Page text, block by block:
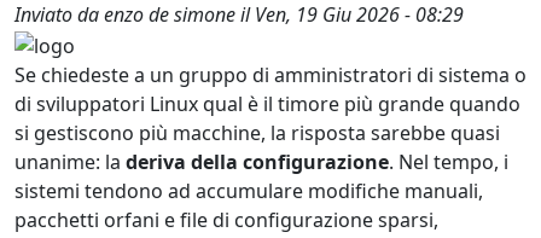
Inviato daenzo de simoneilVen, 19 Giu 2026 - 08:29
Se chiedeste a un gruppo di amministratori di sistema o
di sviluppatori Linux qual è il timore più grande quando
si gestiscono più macchine, la risposta sarebbe quasi
unanime: la deriva della configurazione. Nel tempo, i
sistemi tendono ad accumulare modifiche manuali,
pacchetti orfani e file di configurazione sparsi,